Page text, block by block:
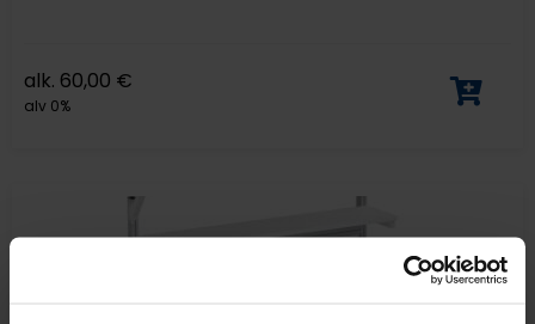
alk. 60,00 €
alv 0%